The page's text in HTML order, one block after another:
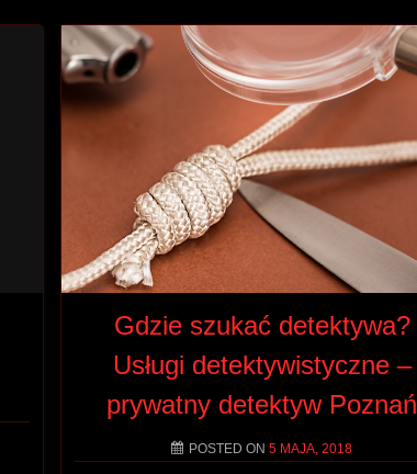
Gdzie szukać detektywa?
Usługi detektywistyczne –
prywatny detektyw Poznań
POSTED ON5 MAJA, 2018